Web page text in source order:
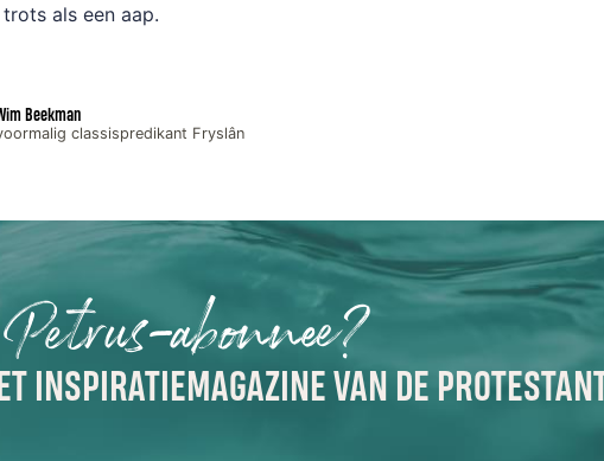
als een aap.
Beekman
classispredikant Fryslân
abonnee?
INSPIRATIEMAGAZINE VAN DE